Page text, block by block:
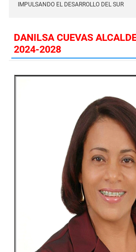
IMPULSANDO EL DESARROLLO DEL SUR
DANILSA CUEVAS
2024-2028